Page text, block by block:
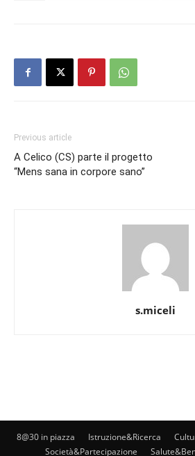
Previous article
A Celico (CS) parte il progetto
“Mens sana in corpore sano”
s.miceli
8@30 in piazza Istruzione&Ricerca
Società&Partecipazione